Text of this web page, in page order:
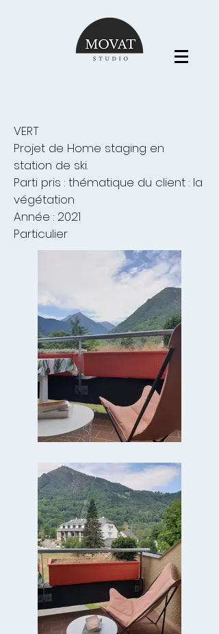
VERT
Projet de Home staging en
station de ski.
Parti pris : thématique du client : la
végétation
Année : 2021
Particulier